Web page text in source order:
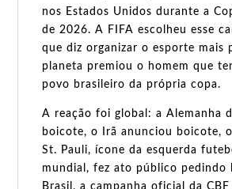
nos Estados Unidos durante a
de 2026. A FIFA escolheu esse
que diz organizar o esporte mais
planeta premiou o homem que
povo brasileiro da própria copa.
A reação foi global: a Alemanha
boicote, o Irã anunciou boicote,
St. Pauli, ícone da esquerda
mundial, fez ato público pedindo
Brasil, a campanha oficial da